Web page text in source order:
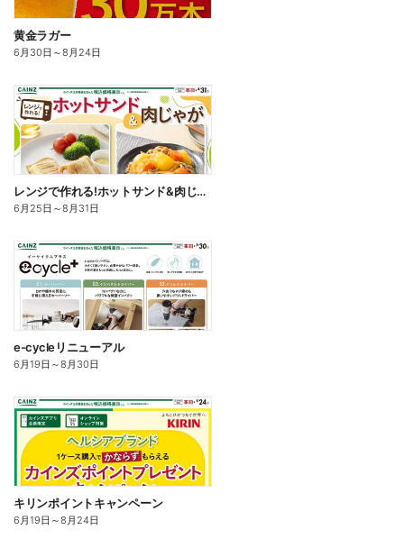
黄金ラガー
6月30日 ～8月24日
レンジで作れる!ホットサンド&肉じゃが
6月25日 ～8月31日
e-cycleリニューアル
6月19日 ～8月30日
キリンポイントキャンペーン
6月19日 ～8月24日